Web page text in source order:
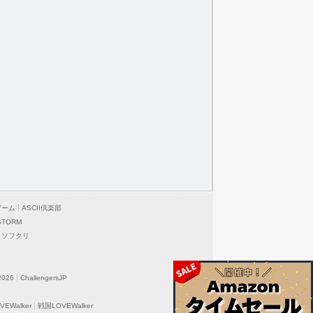
ーム
ASCII倶楽部
ソフクリ
ChallengersJP
戦国LOVEWalker